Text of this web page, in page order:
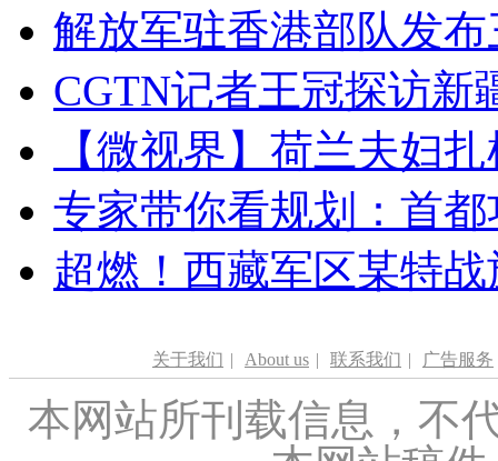
解放军驻香港部队发
CGTN记者王冠探访新
【微视界】荷兰夫妇
专家带你看规划：首
超燃！西藏军区某特
关于我们 | About us | 联系我们 | 广告服务
本网站所刊载信息，不